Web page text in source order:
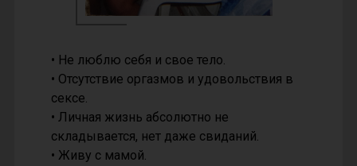
• Не люблю себя и свое тело.
• Отсутствие оргазмов и удовольствия в
сексе.
• Личная жизнь абсолютно не
складывается, нет даже свиданий.
• Живу с мамой.